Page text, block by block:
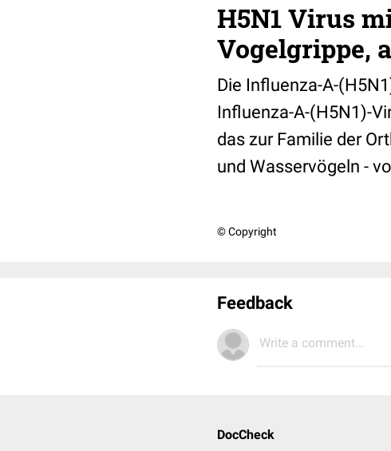
H5N1 Virus
Vogelgrippe,
Die Influenza-A-
Influenza-A-(H5N1)-
das zur Familie der
und Wasservögeln -
© Copyright
Feedback
Write a comment...
DocCheck